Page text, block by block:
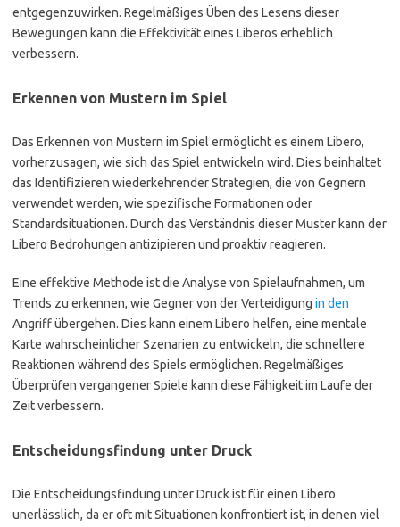
entgegenzuwirken. Regelmäßiges Üben des Lesens dieser
Bewegungen kann die Effektivität eines Liberos erheblich
verbessern.
Erkennen von Mustern im Spiel
Das Erkennen von Mustern im Spiel ermöglicht es einem Libero,
vorherzusagen, wie sich das Spiel entwickeln wird. Dies beinhaltet
das Identifizieren wiederkehrender Strategien, die von Gegnern
verwendet werden, wie spezifische Formationen oder
Standardsituationen. Durch das Verständnis dieser Muster kann der
Libero Bedrohungen antizipieren und proaktiv reagieren.
Eine effektive Methode ist die Analyse von Spielaufnahmen, um
Trends zu erkennen, wie Gegner von der Verteidigung in den
Angriff übergehen. Dies kann einem Libero helfen, eine mentale
Karte wahrscheinlicher Szenarien zu entwickeln, die schnellere
Reaktionen während des Spiels ermöglichen. Regelmäßiges
Überprüfen vergangener Spiele kann diese Fähigkeit im Laufe der
Zeit verbessern.
Entscheidungsfindung unter Druck
Die Entscheidungsfindung unter Druck ist für einen Libero
unerlässlich, da er oft mit Situationen konfrontiert ist, in denen viel